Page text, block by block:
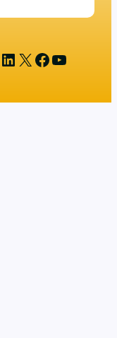
LinkedIn
X Facebook